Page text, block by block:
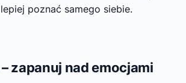
poznać samego siebie.
zapanuj nad emocjami